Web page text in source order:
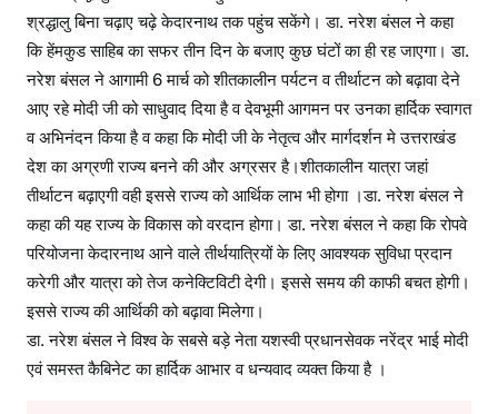
श्रद्धालु बिना चढ़ाए चढ़े केदारनाथ तक पहुंच सकेंगे। डा. नरेश बंसल ने कहा
कि हेंमकुड साहिब का सफर तीन दिन के बजाए कुछ घंटों का ही रह जाएगा। डा.
नरेश बंसल ने आगामी 6 मार्च को शीतकालीन पर्यटन व तीर्थाटन को बढ़ावा देने
आए रहे मोदी जी को साधुवाद दिया है व देवभूमी आगमन पर उनका हार्दिक स्वागत
व अभिनंदन किया है व कहा कि मोदी जी के नेतृत्व और मार्गदर्शन मे उत्तराखंड
देश का अग्रणी राज्य बनने की और अग्रसर है।शीतकालीन यात्रा जहां
तीर्थाटन बढ़ाएगी वही इससे राज्य को आर्थिक लाभ भी होगा ।डा. नरेश बंसल ने
कहा की यह राज्य के विकास को वरदान होगा। डा. नरेश बंसल ने कहा कि रोपवे
परियोजना केदारनाथ आने वाले तीर्थयात्रियों के लिए आवश्यक सुविधा प्रदान
करेगी और यात्रा को तेज कनेक्टिविटी देगी। इससे समय की काफी बचत होगी।
इससे राज्य की आर्थिकी को बढ़ावा मिलेगा।
डा. नरेश बंसल ने विश्व के सबसे बड़े नेता यशस्वी प्रधानसेवक नरेंद्र भाई मोदी
एवं समस्त कैबिनेट का हार्दिक आभार व धन्यवाद व्यक्त किया है ।